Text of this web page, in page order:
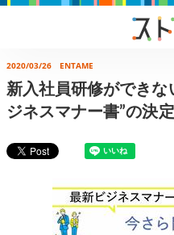
2020/03/26 ENTAME
新入社員研修ができな
ジネスマナー書”の決